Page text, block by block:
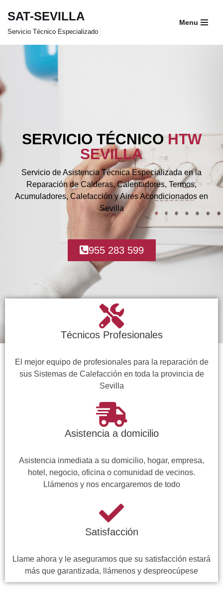
contenido
SAT-SEVILLA
Servicio Técnico Especializado
Menu
SERVICIO TÉCNICO HTW
SEVILLA
Servicio de Asistencia Técnica Especializada en la
Reparación de Calderas, Calentadores, Termos,
Acumuladores, Calefacción y Aires Acondicionados en
Sevilla
955 283 599
Técnicos Profesionales
El mejor equipo de profesionales para la reparación de
sus Sistemas de Calefacción en toda la provincia de
Sevilla
Asistencia a domicilio
Asistencia inmediata a su domicilio, hogar, empresa,
hotel, negocio, oficina o comunidad de vecinos.
Llámenos y nos encargaremos de todo
Satisfacción
Llame ahora y le aseguramos que su satisfacción estará
más que garantizada, llámenos y despreocúpese